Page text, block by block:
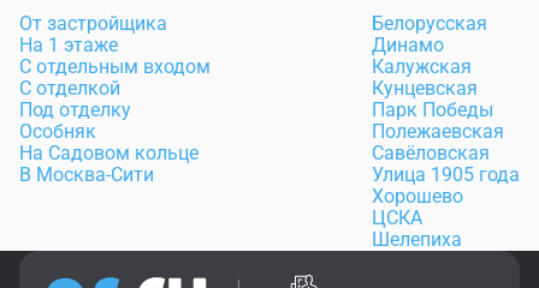
От застройщика
На 1 этаже
С отдельным входом
С отделкой
Под отделку
Особняк
На Садовом кольце
В Москва-Сити
Белорусская
Динамо
Калужская
Кунцевская
Парк Победы
Полежаевская
Савёловская
Улица 1905 года
Хорошево
ЦСКА
Шелепиха